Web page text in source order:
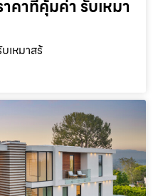
คาที่คุ้มค่า รับเหมา
เหมาสร้